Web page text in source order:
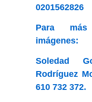
0201562826
Para
imágenes:
Soledad
Rodríguez
610 732 372.